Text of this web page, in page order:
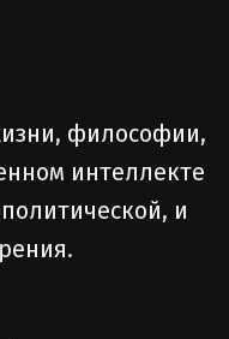
философии,
интеллекте
и